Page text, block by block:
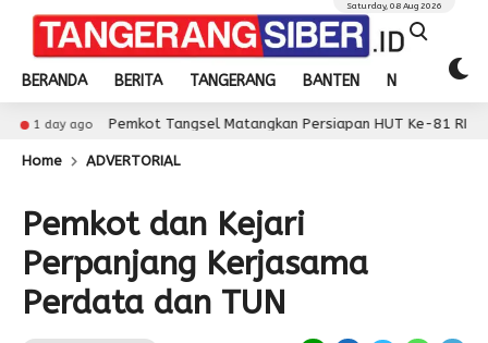
BERANDA BERITA TANGERANG BANTEN NASIONAL
Saturday, 08 Aug 2026
Pemkot Tangsel Matangkan Persiapan HUT Ke-81 RI 1 day
Home ADVERTORIAL
Pemkot dan Kejari
Perpanjang Kerjasama
Perdata dan TUN